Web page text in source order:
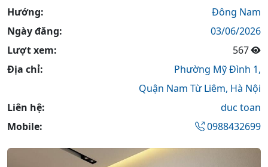
Hướng:
Đông Nam
Ngày đăng:
03/06/2026
Lượt xem:
567
Địa chỉ:
Phường Mỹ Đình 1,
Quận Nam Từ Liêm, Hà Nội
Liên hệ:
duc toan
Mobile:
0988432699